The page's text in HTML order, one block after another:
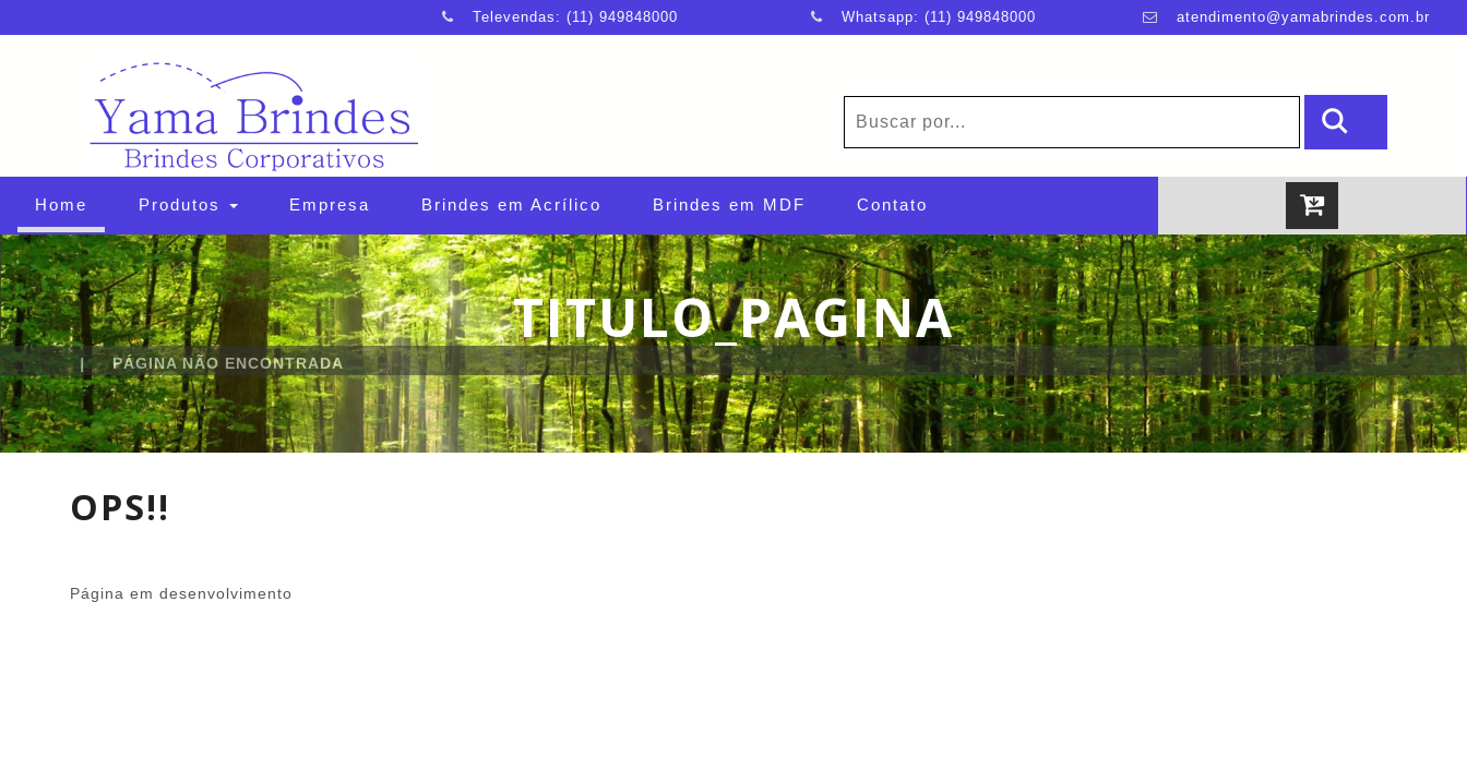
Televendas: (11) 949848000 Whatsapp: (11) 949848000 atendimento@yamabrindes.com.br
Home (current)Produtos Empresa Brindes em Acrílico Brindes em MDF Contato
TITULO_PAGINA
HOME | PÁGINA NÃO ENCONTRADA
OPS!!
Página em desenvolvimento